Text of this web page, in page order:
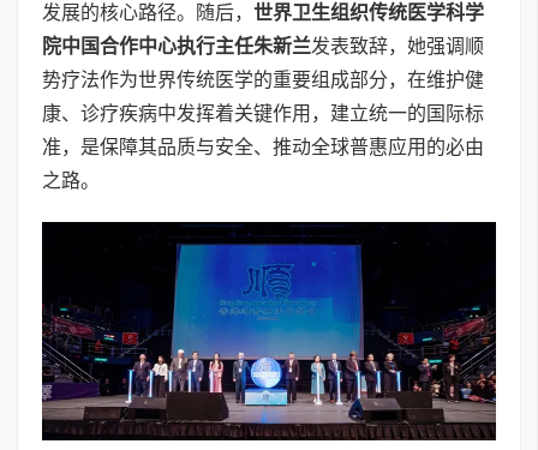
发展的核心路径。随后， 世界卫生组织传统医学科学
院中国合作中心执行主任朱新兰发表致辞，她强调顺
势疗法作为世界传统医学的重要组成部分，在维护健
康、诊疗疾病中发挥着关键作用，建立统一的国际标
准，是保障其品质与安全、推动全球普惠应用的必由
之路。